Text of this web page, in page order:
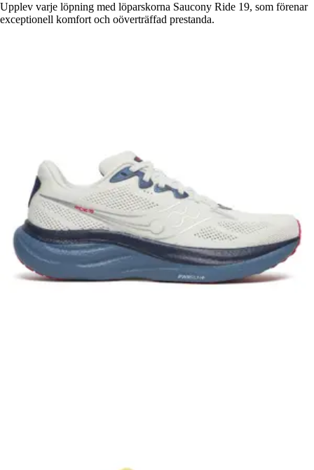
Upplev varje löpning med löparskorna Saucony Ride 19, som förenar
exceptionell komfort och oöverträffad prestanda.